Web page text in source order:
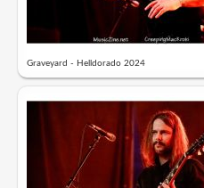
Graveyard - Helldorado 2024